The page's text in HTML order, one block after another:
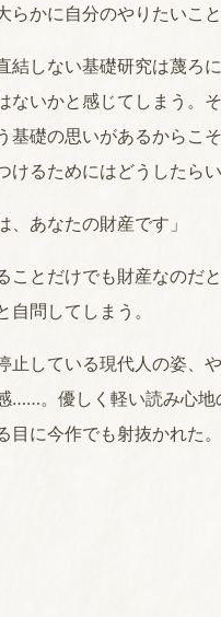
らかに自分のやりたいこ
しない基礎研究は蔑ろ
ないかと感じてしまう。
基礎の思いがあるから
けるためにはどうしたら
、あなたの財産です」
とだけでも財産なのだ
問してしまう。
している現代人の姿、
……。優しく軽い読み心
目に今作でも射抜かれた